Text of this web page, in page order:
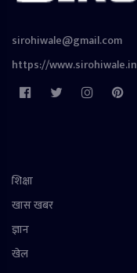
sirohiwale@gmail.com
https://www.sirohiwale.in
शिक्षा
खास खबर
ज्ञान
खेल